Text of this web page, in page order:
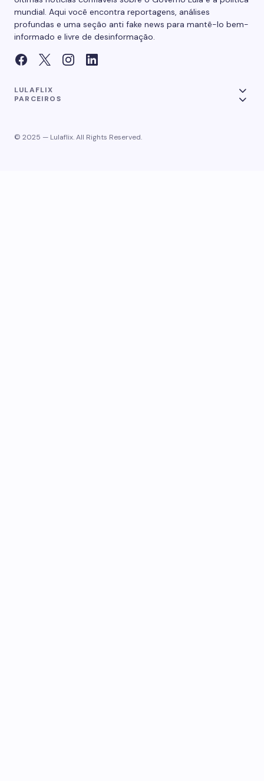
mundial. Aqui você encontra reportagens, análises
profundas e uma seção anti fake news para mantê-lo bem-
informado e livre de desinformação.
LULAFLIX
PARCEIROS
© 2025 — Lulaflix. All Rights Reserved.